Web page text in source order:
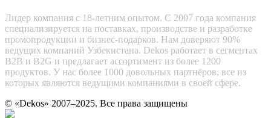
Лидер компания с 18-летним опытом. С 2007 года компания
специализируется на поставках, производстве и разработке
промопродукции и бизнес-подарков. Нам доверяют 90%
ведущих компаний Узбекистана. Dekos работает в сегментах
B2B и B2G и предлагает ассортимент из более 1200
продуктов. У нас более 1000 довольных партнёров, все из
которых являются ведущими компаниями в своей сфере.
© «Dekos» 2007–2025. Все права защищены